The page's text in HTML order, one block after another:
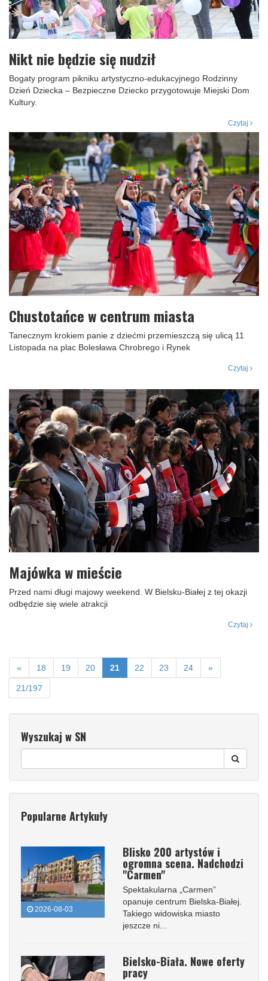
Nikt nie będzie się nudził
Bogaty program pikniku artystyczno-edukacyjnego Rodzinny
Dzień Dziecka – Bezpieczne Dziecko przygotowuje Miejski Dom
Kultury.
Czytaj
Chustotańce w centrum miasta
Tanecznym krokiem panie z dziećmi przemieszczą się ulicą 11
Listopada na plac Bolesława Chrobrego i Rynek
Czytaj
Majówka w mieście
Przed nami długi majowy weekend. W Bielsku-Białej z tej okazji
odbędzie się wiele atrakcji
Czytaj
« 18 19 20 21 22 23 24 »
21/197
Wyszukaj w SN
Popularne Artykuły
2026-08-03
Blisko 200 artystów i
ogromna scena. Nadchodzi
"Carmen"
Spektakularna „Carmen”
opanuje centrum Bielska-Białej.
Takiego widowiska miasto
jeszcze ni...
Bielsko-Biała. Nowe oferty
pracy